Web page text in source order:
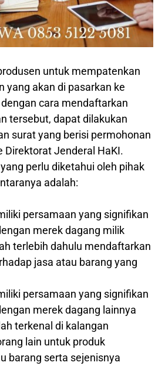
untuk mempatenkan
yang akan di pasarkan ke
cara mendaftarkan
tersebut, dapat dilakukan
surat yang berisi permohonan
Direktorat Jenderal HaKI.
perlu diketahui oleh pihak
adalah:
persamaan yang signifikan
merek dagang milik
terlebih dahulu mendaftarkan
jasa atau barang yang
persamaan yang signifikan
merek dagang lainnya
terkenal di kalangan
lain untuk produk
barang serta sejenisnya